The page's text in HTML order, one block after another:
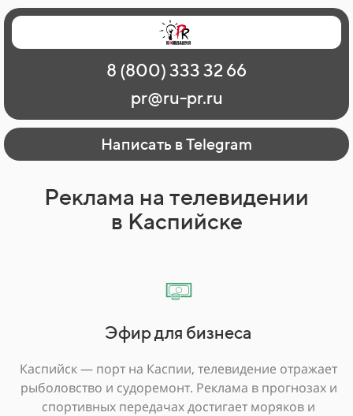
Главная
Наши работы
О рекламе
Регионы
Контакты
8 (800) 333 32 66
pr@ru-pr.ru
Написать в Telegram
Реклама на телевидении
в Каспийске
Эфир для бизнеса
Каспийск — порт на Каспии, телевидение отражает
рыболовство и судоремонт. Реклама в прогнозах и
спортивных передачах достигает моряков и